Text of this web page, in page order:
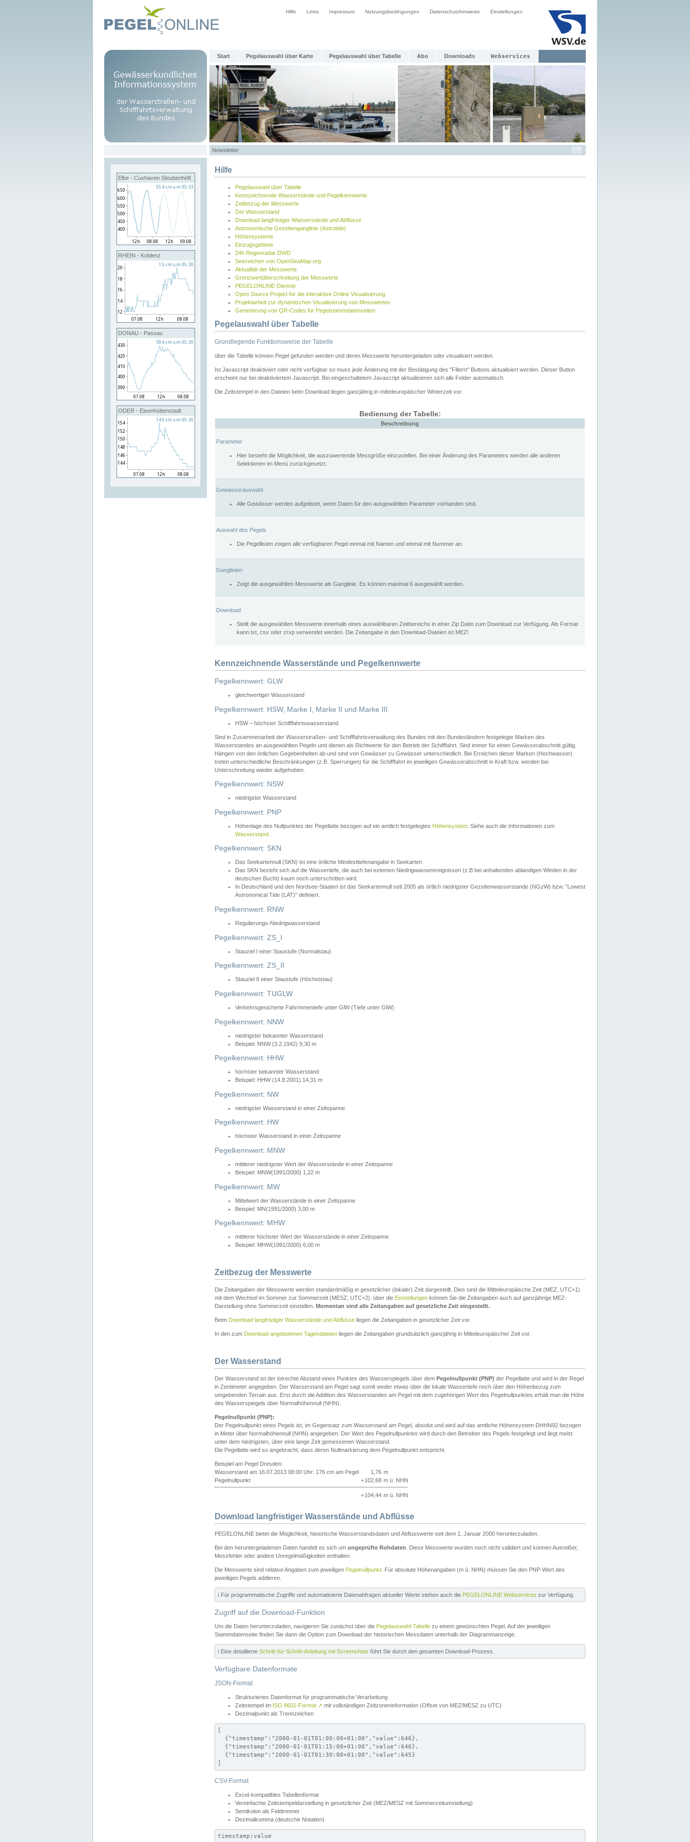
Hilfe Links Impressum Nutzungsbedingungen Datenschutzhinweise Einstellungen
Start Pegelauswahl über Karte Pegelauswahl über Tabelle Abo Downloads Webservices
Newsletter
Elbe - Cuxhaven Steubenhöft
RHEIN - Koblenz
DONAU - Passau
ODER - Eisenhüttenstadt
Hilfe
Pegelauswahl über Tabelle
Kennzeichnende Wasserstände und Pegelkennwerte
Zeitbezug der Messwerte
Der Wasserstand
Download langfristiger Wasserstände und Abflüsse
Astronomische Gezeitenganglinie (Astrotide)
Höhensysteme
Einzugsgebiete
24h Regenradar DWD
Seezeichen von OpenSeaMap.org
Aktualität der Messwerte
Grenzwertüberschreitung der Messwerte
PEGELONLINE-Dienste
Open Source Projekt für die interaktive Online Visualisierung
Projektarbeit zur dynamischen Visualisierung von Messwerten
Generierung von QR-Codes für Pegelstammdatenseiten
Pegelauswahl über Tabelle
Grundlegende Funktionsweise der Tabelle
über die Tabelle können Pegel gefunden werden und deren Messwerte heruntergeladen oder visualisiert werden.
Ist Javascript deaktiviert oder nicht verfügbar so muss jede Änderung mit der Bestätigung des "Filtern" Buttons aktualisiert werden. Dieser Button
erscheint nur bei deaktiviertem Javascript. Bei eingeschaltetem Javascript aktualisieren sich alle Felder automatisch.
Die Zeitstempel in den Dateien beim Download liegen ganzjährig in mitteleuropäischer Winterzeit vor.
Bedienung der Tabelle:
Beschreibung
Parameter
Hier besteht die Möglichkeit, die auszuwertende Messgröße einzustellen. Bei einer Änderung des Parameters werden alle anderen
Selektionen im Menü zurückgesetzt.
Gewässerauswahl
Alle Gewässer werden aufgelistet, wenn Daten für den ausgewählten Parameter vorhanden sind.
Auswahl des Pegels
Die Pegellisten zeigen alle verfügbaren Pegel einmal mit Namen und einmal mit Nummer an.
Ganglinien
Zeigt die ausgewählten Messwerte als Ganglinie. Es können maximal 6 ausgewählt werden.
Download
Stellt die ausgewählten Messwerte innerhalb eines auswählbaren Zeitbereichs in einer Zip Datei zum Download zur Verfügung. Als Format
kann txt, csv oder zrxp verwendet werden. Die Zeitangabe in den Download-Dateien ist MEZ!
Kennzeichnende Wasserstände und Pegelkennwerte
Pegelkennwert: GLW
gleichwertiger Wasserstand
Pegelkennwert: HSW, Marke I, Marke II und Marke III
HSW – höchster Schifffahrtswasserstand
Sind in Zusammenarbeit der Wasserstraßen- und Schifffahrtsverwaltung des Bundes mit den Bundesländern festgelegte Marken des
Wasserstandes an ausgewählten Pegeln und dienen als Richtwerte für den Betrieb der Schifffahrt. Sind immer für einen Gewässerabschnitt gültig.
Hängen von den örtlichen Gegebenheiten ab und sind von Gewässer zu Gewässer unterschiedlich. Bei Erreichen dieser Marken (Hochwasser)
treten unterschiedliche Beschränkungen (z.B. Sperrungen) für die Schifffahrt im jeweiligen Gewässerabschnitt in Kraft bzw. werden bei
Unterschreitung wieder aufgehoben.
Pegelkennwert: NSW
niedrigster Wasserstand
Pegelkennwert: PNP
Höhenlage des Nullpunktes der Pegellatte bezogen auf ein amtlich festgelegtes Höhensystem . Siehe auch die Informationen zum
Wasserstand
Pegelkennwert: SKN
Das Seekartennull (SKN) ist eine örtliche Mindesttiefenangabe in Seekarten.
Das SKN bezieht sich auf die Wassertiefe, die auch bei extemen Niedrigwasserereignissen (z.B bei anhaltenden ablandigen Winden in der
deutschen Bucht) kaum noch unterschritten wird.
In Deutschland und den Nordsee-Staaten ist das Seekartennull seit 2005 als örtlich niedrigster Gezeitenwasserstande (NGzW) bzw. "Lowest
Astronomical Tide (LAT)" definiert.
Pegelkennwert: RNW
Regulierungs-Niedrigwasserstand
Pegelkennwert: ZS_I
Stauziel I einer Staustufe (Normalstau)
Pegelkennwert: ZS_II
Stauziel II einer Staustufe (Höchststau)
Pegelkennwert: TUGLW
Verkehrsgesicherte Fahrrinnentiefe unter GlW (Tiefe unter GlW)
Pegelkennwert: NNW
niedrigster bekannter Wasserstand
Beispiel: NNW (3.2.1942) 9,30 m
Pegelkennwert: HHW
höchster bekannter Wasserstand
Beispiel: HHW (14.8.2001) 14,31 m
Pegelkennwert: NW
niedrigster Wasserstand in einer Zeitspanne
Pegelkennwert: HW
höchster Wasserstand in einer Zeitspanne
Pegelkennwert: MNW
mittlerer niedrigster Wert der Wasserstände in einer Zeitspanne
Beispiel: MNW(1991/2000) 1,22 m
Pegelkennwert: MW
Mittelwert der Wasserstände in einer Zeitspanne
Beispiel: MN(1991/2000) 3,00 m
Pegelkennwert: MHW
mittlerer höchster Wert der Wasserstände in einer Zeitspanne
Beispiel: MHW(1991/2000) 6,00 m
Zeitbezug der Messwerte
Die Zeitangaben der Messwerte werden standardmäßig in gesetzlicher (lokaler) Zeit dargestellt. Dies sind die Mitteleuropäische Zeit (MEZ, UTC+1)
mit dem Wechsel im Sommer zur Sommerzeit (MESZ, UTC+2). über die Einstellungen können Sie die Zeitangaben auch auf ganzjährige MEZ-
Darstellung ohne Sommerzeit einstellen. Momentan sind alle Zeitangaben auf gesetzliche Zeit eingestellt.
Beim Download langfristiger Wasserstände und Abflüsse liegen die Zeitangaben in gesetzlicher Zeit vor.
In den zum Download angebotenen Tagesdateien liegen die Zeitangaben grundsätzlich ganzjährig in Mitteleuropäischer Zeit vor.
Der Wasserstand
Der Wasserstand ist der lotrechte Abstand eines Punktes des Wasserspiegels über dem Pegelnullpunkt (PNP) der Pegellatte und wird in der Regel
in Zentimeter angegeben. Der Wasserstand am Pegel sagt somit weder etwas über die lokale Wassertiefe noch über den Höhenbezug zum
umgebenden Terrain aus. Erst durch die Addition des Wasserstandes am Pegel mit dem zugehörigen Wert des Pegelnullpunktes erhält man die Höhe
des Wasserspiegels über Normalhöhennull (NHN).
Pegelnullpunkt (PNP):
Der Pegelnullpunkt eines Pegels ist, im Gegensatz zum Wasserstand am Pegel, absolut und wird auf das amtliche Höhensystem DHHN92 bezogen
in Meter über Normalhöhennull (NHN) angegeben. Der Wert des Pegelnullpunktes wird durch den Betreiber des Pegels festgelegt und liegt meist
unter dem niedrigsten, über eine lange Zeit gemessenen Wasserstand.
Die Pegellatte wird so angebracht, dass deren Nullmarkierung dem Pegelnullpunkt entspricht.
Beispiel am Pegel Dresden:
Wasserstand am 16.07.2013 08:00 Uhr: 176 cm am Pegel
1,76 m
Pegelnullpunkt
+102,68 m ü. NHN
=104,44 m ü. NHN
Download langfristiger Wasserstände und Abflüsse
PEGELONLINE bietet die Möglichkeit, historische Wasserstandsdaten und Abflusswerte seit dem 1. Januar 2000 herunterzuladen.
Bei den heruntergeladenen Daten handelt es sich um ungeprüfte Rohdaten . Diese Messwerte wurden noch nicht validiert und können Ausreißer,
Messfehler oder andere Unregelmäßigkeiten enthalten.
Die Messwerte sind relative Angaben zum jeweiligen Pegelnullpunkt . Für absolute Höhenangaben (m ü. NHN) müssen Sie den PNP-Wert des
jeweiligen Pegels addieren.
ℹ️ Für programmatische Zugriffe und automatisierte Datenabfragen aktueller Werte stehen auch die PEGELONLINE Webservices zur Verfügung.
Zugriff auf die Download-Funktion
Um die Daten herunterzuladen, navigieren Sie zunächst über die Pegelauswahl-Tabelle zu einem gewünschten Pegel. Auf der jeweiligen
Stammdatenseite finden Sie dann die Option zum Download der historischen Messdaten unterhalb der Diagrammanzeige.
ℹ️ Eine detaillierte Schritt-für-Schritt-Anleitung mit Screenshots führt Sie durch den gesamten Download-Prozess.
Verfügbare Datenformate
JSON-Format
Strukturiertes Datenformat für programmatische Verarbeitung
Zeitstempel im ISO 8601-Format ↗ mit vollständigen Zeitzoneninformation (Offset von MEZ/MESZ zu UTC)
Dezimalpunkt als Trennzeichen
[
  {"timestamp":"2000-01-01T01:00:00+01:00","value":646},
  {"timestamp":"2000-01-01T01:15:00+01:00","value":646},
  {"timestamp":"2000-01-01T01:30:00+01:00","value":645}
]
CSV-Format
Excel-kompatibles Tabellenformat
Vereinfachte Zeitstempeldarstellung in gesetzlicher Zeit (MEZ/MESZ mit Sommerzeitumstellung)
Semikolon als Feldtrenner
Dezimalkomma (deutsche Notation)
timestamp;value